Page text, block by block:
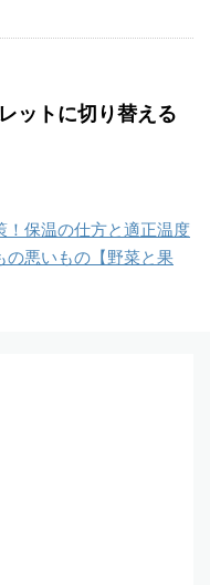
ットに切り替える
！保温の仕方と適正温度
の悪いもの【野菜と果